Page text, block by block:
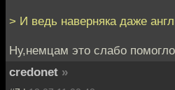
> И ведь наверняка даже
Ну,немцам это слабо
credonet »